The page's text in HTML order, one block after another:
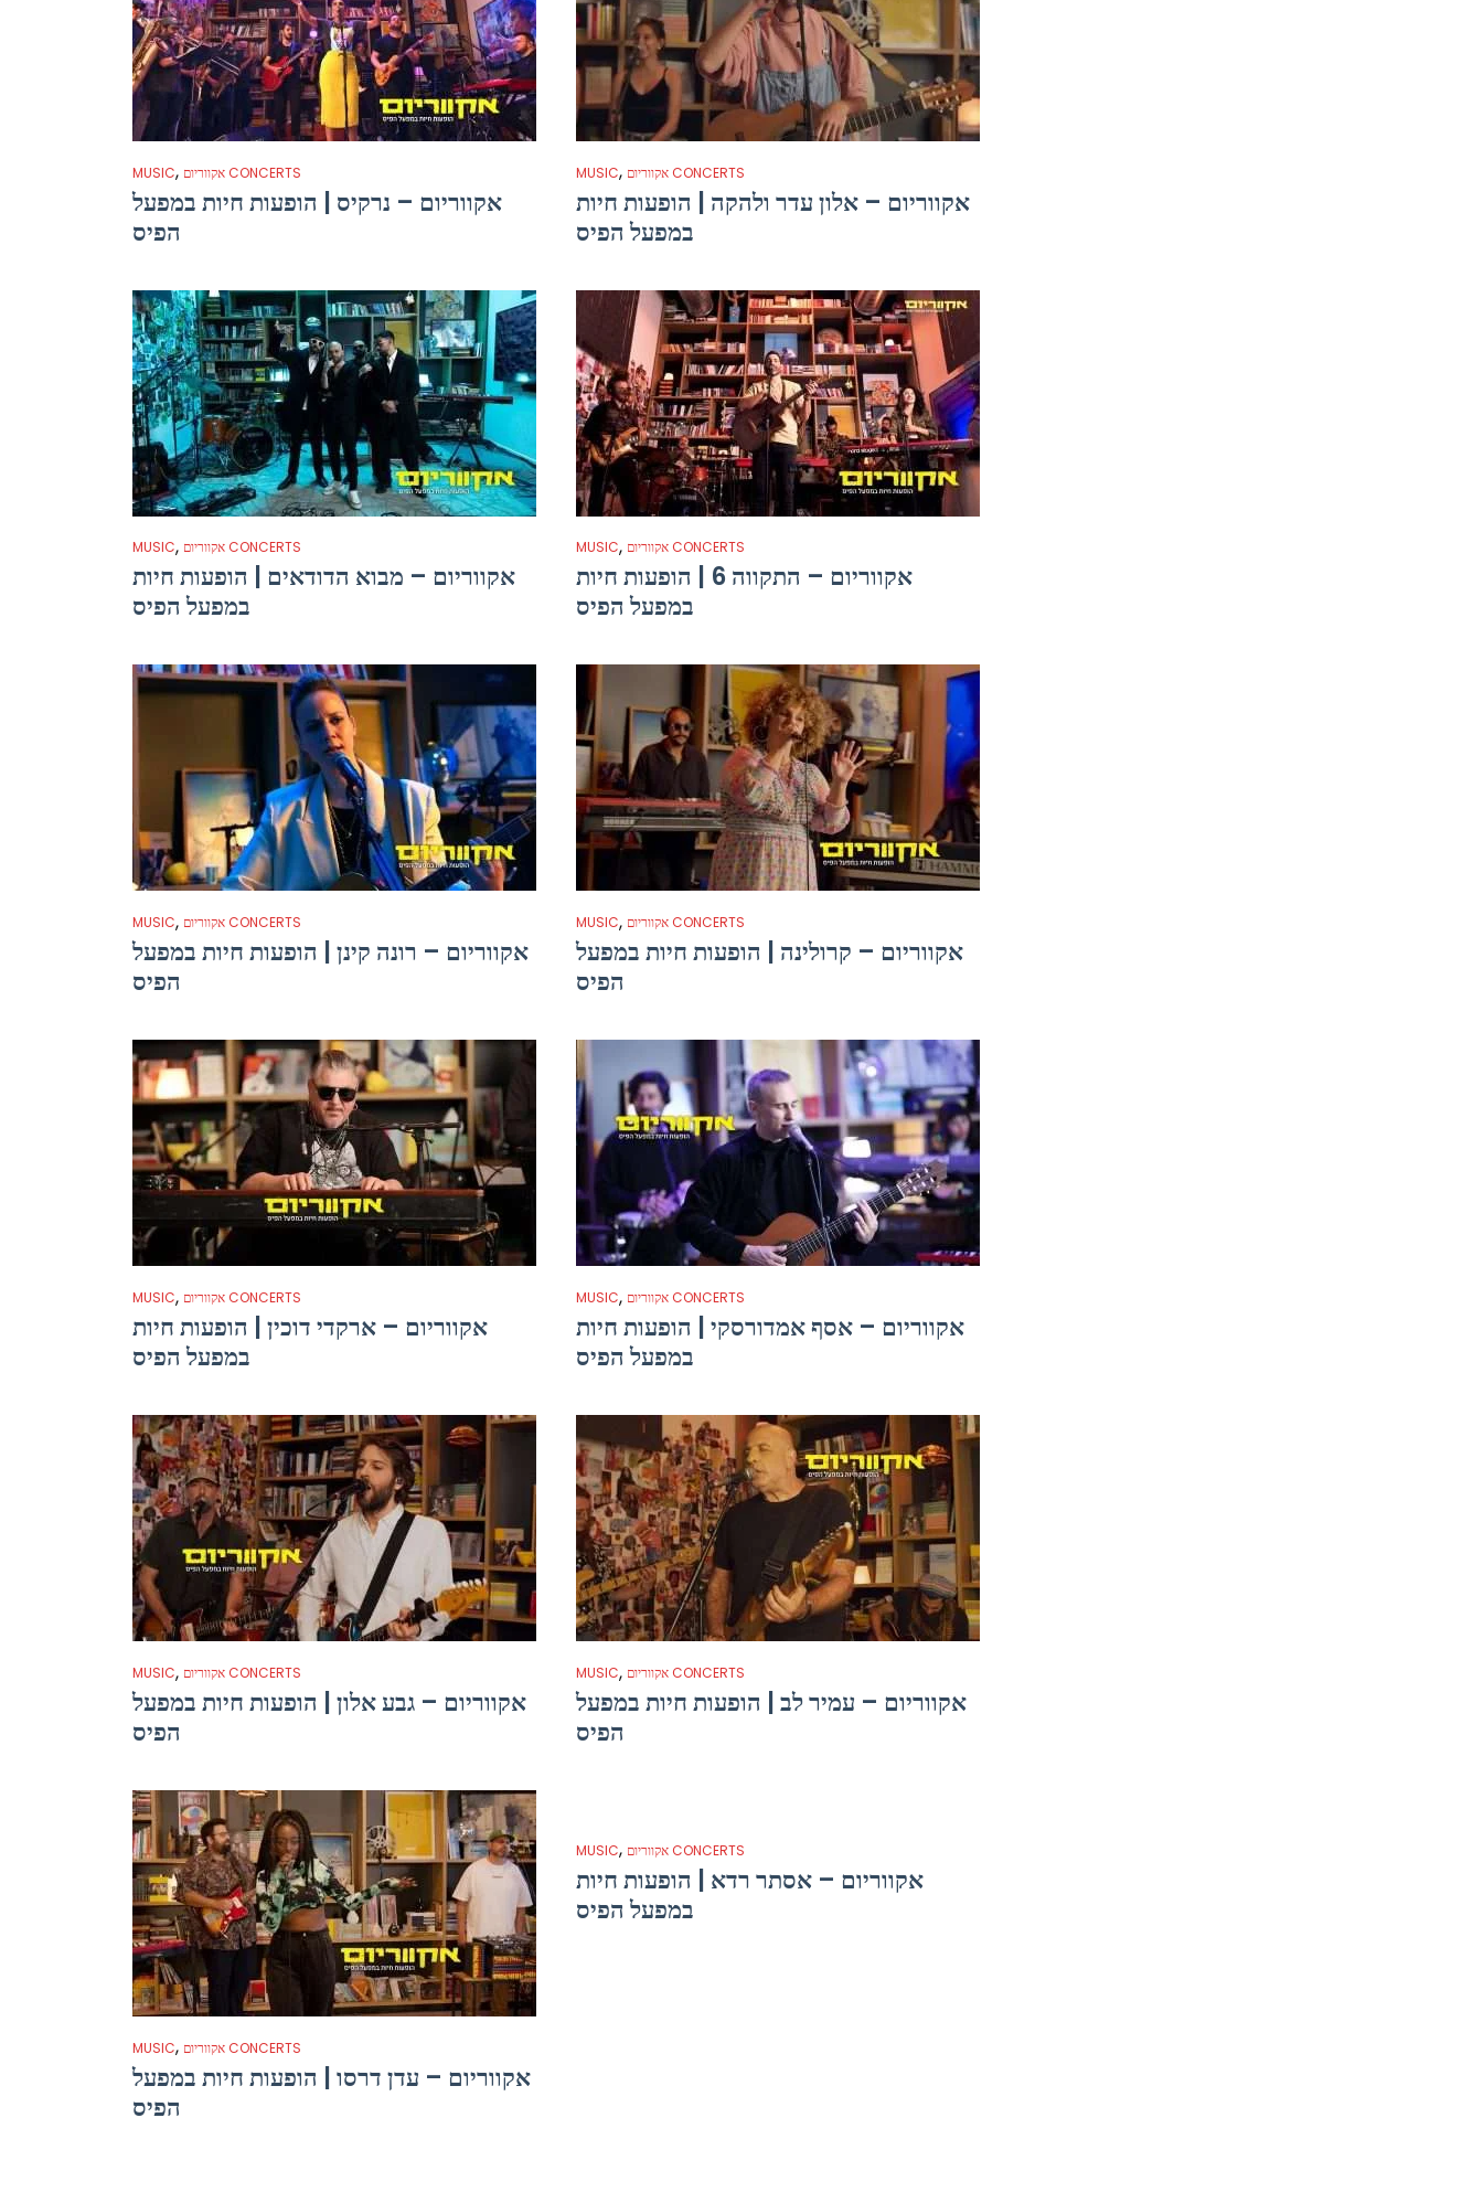
MUSIC, אקווריום CONCERTS
אקווריום – נרקיס | הופעות חיות במפעל
הפיס
MUSIC, אקווריום CONCERTS
אקווריום – אלון עדר ולהקה | הופעות חיות
במפעל הפיס
MUSIC, אקווריום CONCERTS
אקווריום – מבוא הדודאים | הופעות חיות
במפעל הפיס
MUSIC, אקווריום CONCERTS
אקווריום – התקווה 6 | הופעות חיות
במפעל הפיס
MUSIC, אקווריום CONCERTS
אקווריום – רונה קינן | הופעות חיות במפעל
הפיס
MUSIC, אקווריום CONCERTS
אקווריום – קרולינה | הופעות חיות במפעל
הפיס
MUSIC, אקווריום CONCERTS
אקווריום – ארקדי דוכין | הופעות חיות
במפעל הפיס
MUSIC, אקווריום CONCERTS
אקווריום – אסף אמדורסקי | הופעות חיות
במפעל הפיס
MUSIC, אקווריום CONCERTS
אקווריום – גבע אלון | הופעות חיות במפעל
הפיס
MUSIC, אקווריום CONCERTS
אקווריום – עמיר לב | הופעות חיות במפעל
הפיס
MUSIC, אקווריום CONCERTS
אקווריום – עדן דרסו | הופעות חיות במפעל
הפיס
MUSIC, אקווריום CONCERTS
אקווריום – אסתר רדא | הופעות חיות
במפעל הפיס